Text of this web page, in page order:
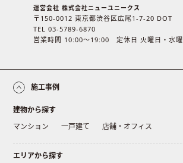
運営会社 株式会社ニューユニークス
〒150-0012 東京都渋谷区広尾1-7-20 DOT
TEL 03-5789-6870
営業時間 10:00〜19:00 定休日 火曜日・水曜
施工事例
建物から探す
マンション
一戸建て 店舗・オフィス
エリアから探す